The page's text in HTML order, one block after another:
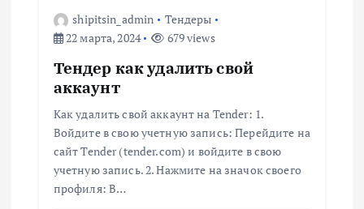
shipitsin_admin
Тендеры
22 марта, 2024
679 views
Тендер как удалить свой
аккаунт
Как удалить свой аккаунт на Tender: 1.
Войдите в свою учетную запись: Перейдите на
сайт Tender (tender.com) и войдите в свою
учетную запись. 2. Нажмите на значок своего
профиля: В…